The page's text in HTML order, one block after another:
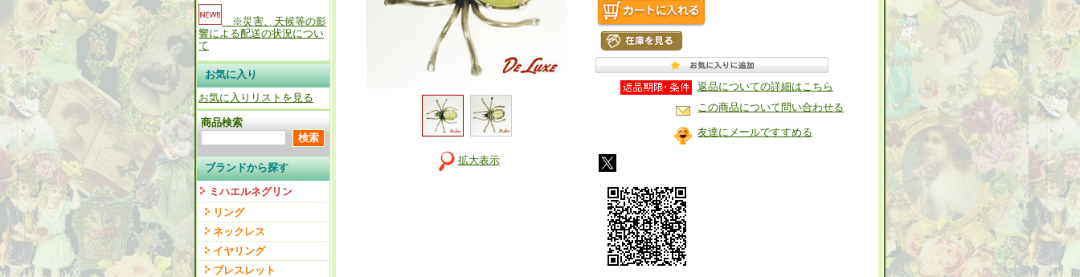
※災害、天候等の影
響による配送の状況につい
て
お気に入り
お気に入りリストを見る
商品検索
ブランドから探す
ミハエルネグリン
リング
ネックレス
イヤリング
ブレスレット
拡大表示
返品についての詳細はこちら
この商品について問い合わせる
友達にメールですすめる